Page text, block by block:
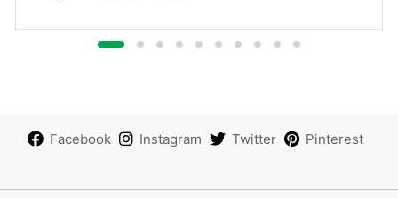
Facebook Instagram Twitter Pinterest